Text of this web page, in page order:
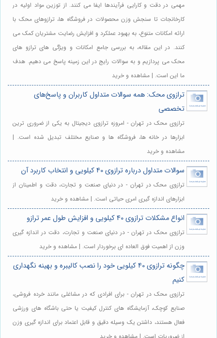
مهمی در دقت و کارایی فرآیندها ایفا می کنند. از توزین مواد اولیه در
کارخانجات تا سنجش وزن محصولات در فروشگاه ها، ترازوهای محک با
ارائه امکانات متنوع، به بهبود عملکرد و افزایش رضایت مشتریان کمک می
کنند. در این مقاله، به بررسی جامع امکانات و ویژگی های ترازو های
محک می پردازیم و به سوالات رایج در این زمینه پاسخ می دهیم. هدف
ما این است. | مشاهده و خرید
ترازوی محک: همه سوالات متداول کاربران و پاسخ‌های
تخصصی
ترازوی محک در تهران - امروزه ترازوی دیجیتال به یکی از ضروری ترین
ابزارها در خانه ها، فروشگاه ها و صنایع مختلف تبدیل شده است. |
مشاهده و خرید
سوالات متداول درباره ترازوی 40 کیلویی و انتخاب کاربرد آن
ترازوی محک در تهران - در دنیای صنعت و تجارت، دقت و اطمینان از
ابزارهای اندازه گیری امری حیاتی است. | مشاهده و خرید
انواع مشکلات ترازوی 40 کیلویی و افزایش طول عمر ترازو
ترازوی محک در تهران - در دنیای صنعت و تجارت، دقت در اندازه گیری
وزن از اهمیت فوق العاده ای برخوردار است. | مشاهده و خرید
چگونه ترازوی 40 کیلویی خود را نصب کالیبره و بهینه نگهداری
کنیم
ترازوی محک در تهران - برای افرادی که در مشاغلی مانند خرده فروشی،
صنایع کوچک، آزمایشگاه های کنترل کیفیت یا حتی باشگاه های ورزشی
فعال هستند، داشتن یک وسیله دقیق و قابل اعتماد برای اندازه گیری وزن